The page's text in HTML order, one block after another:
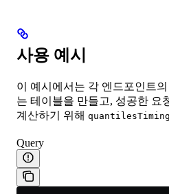
사용 예시
이 예시에서는 각 엔드포인트
는 테이블을 만들고, 성공한 요
계산하기 위해
Query